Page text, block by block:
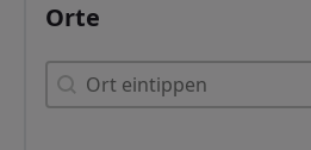
Orte
Orte
Orte